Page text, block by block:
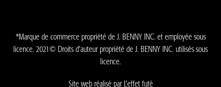
*Marque de commerce propriété de J. BENNY INC. et employée sous
licence. 2021© Droits d’auteur propriété de J. BENNY INC. utilisés sous
licence.
Site web réalisé par L’effet futé